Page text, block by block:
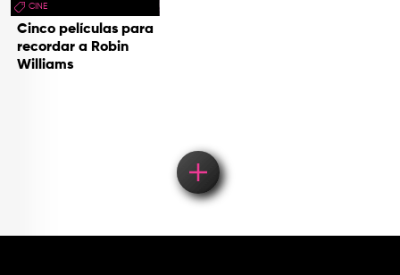
CINE
Cinco películas para
recordar a Robin
Williams